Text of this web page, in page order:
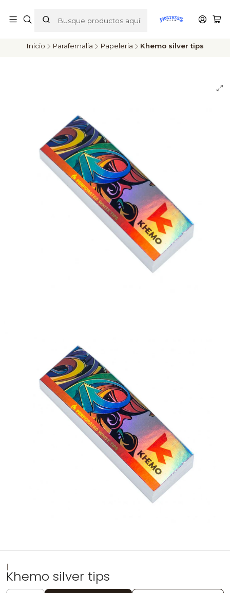
ENVÍOS A TODO CHILE
Inicio Parafernalia Papeleria Khemo silver tips
|
Khemo silver tips